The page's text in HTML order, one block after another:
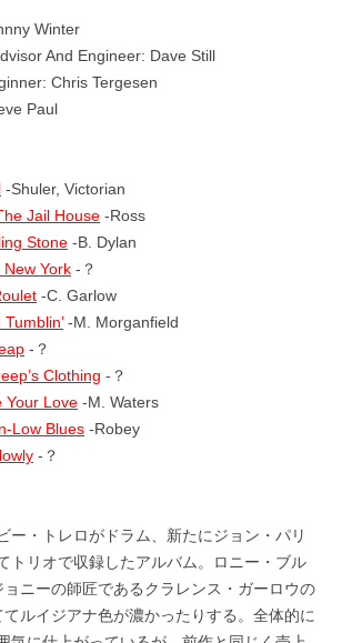
Winter
And Engineer: Dave Still
Chris Tergesen
Paul
-Shuler, Victorian
Jail House -Ross
Stone -B. Dylan
New York -？
-C. Garlow
Tumblin’-M. Morganfield
-？
Clothing -？
Your Love -M. Waters
Low Blues -Robey
-？
ー・トレロがドラム、新たにジョン・パリ
トリオで収録したアルバム。ロニー・ブル
ョニーの師匠であるクラレンス・ガーロウの
ルイジアナ色が濃かったりする。全体的に